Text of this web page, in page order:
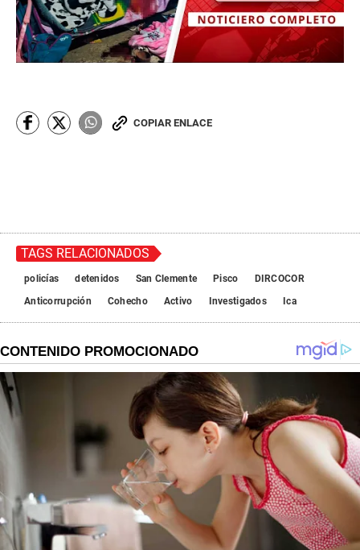
COPIAR ENLACE
TAGS RELACIONADOS
policías detenidos San Clemente Pisco
DIRCOCOR
Anticorrupción
Cohecho Activo Investigados Ica